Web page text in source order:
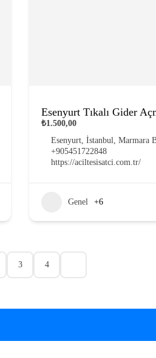
Esenyurt Tıkalı Gider
₺1.500,00
Esenyurt, İstanbul, Marmara
+905451722848
https://aciltesisatci.com.tr/
Genel +6
3 4